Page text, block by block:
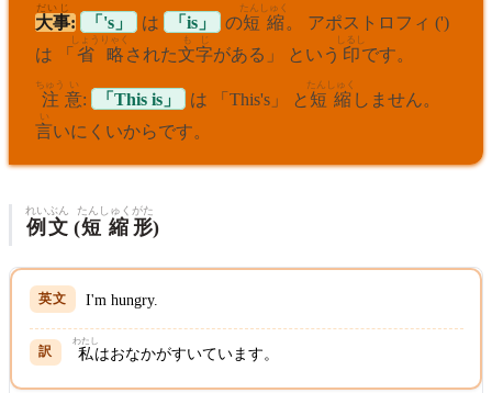
大事
だいじ
: 「's」 は 「is」 の短縮
たんしゅく
。 アポストロフィ (')
は 「 省
しょう
略
りゃく
された文字
もじ
がある」 という 印
しるし
です。
注
ちゅう
意
い
: 「This is」 は 「This's」 と短縮
たんしゅく
しません。
言
い
いにくいからです。
例文
れいぶん
(短縮
たんしゅく
形
がた
)
I'm hungry.
私
わたし
はおなかがすいています。